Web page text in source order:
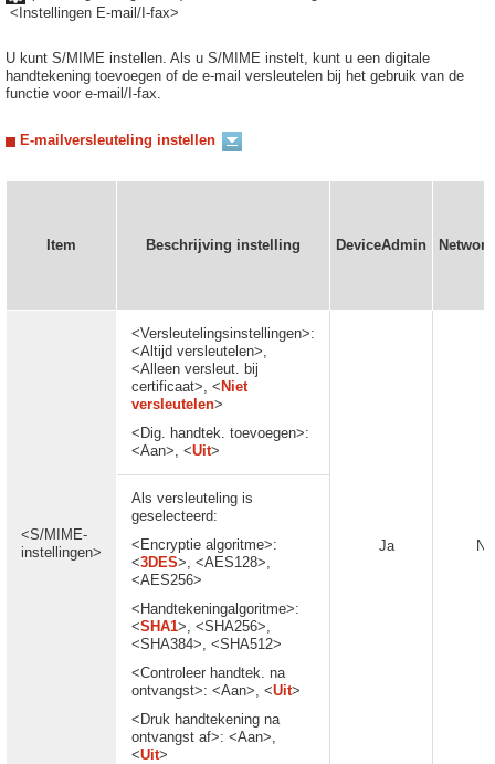
<Instellingen E-mail/I-fax>
U kunt S/MIME instellen. Als u S/MIME instelt, kunt u een digitale
handtekening toevoegen of de e-mail versleutelen bij het gebruik van de
functie voor e-mail/I-fax.
E-mailversleuteling instellen
Item Beschrijving instelling DeviceAdmin
<S/MIME-
instellingen>
<Versleutelingsinstellingen>:
<Altijd versleutelen>,
<Alleen versleut. bij
certificaat>, < Niet
versleutelen>
<Dig. handtek. toevoegen>:
<Aan>, <Uit>
Ja
Als versleuteling is
geselecteerd:
<Encryptie algoritme>:
<3DES>, <AES128>,
<AES256>
<Handtekeningalgoritme>:
<SHA1>, <SHA256>,
<SHA384>, <SHA512>
<Controleer handtek. na
ontvangst>: <Aan>, <Uit>
<Druk handtekening na
ontvangst af>: <Aan>,
<Uit>